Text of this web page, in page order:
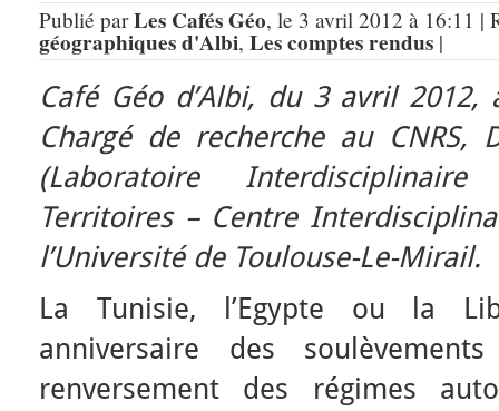
Publié parLes Cafés Géo, le 3 avril 2012 à 16:11 |
géographiques d'Albi, Les comptes rendus |
Café Géo d’Albi, du 3 avril
Chargé de recherche au CNRS,
(Laboratoire
Territoires – Centre
l’Université de Toulouse-Le-Mirail.
La Tunisie, l’Egypte ou la
anniversaire des
renversement des régimes